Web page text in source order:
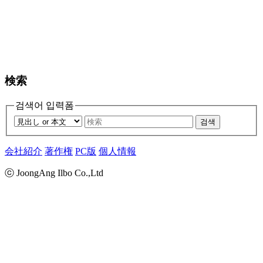
検索
검색어 입력폼
검색
会社紹介 著作権 PC版 個人情報
ⓒ JoongAng Ilbo Co.,Ltd